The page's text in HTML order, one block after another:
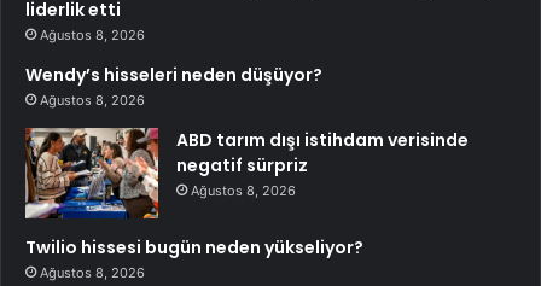
liderlik etti
Ağustos 8, 2026
Wendy’s hisseleri neden düşüyor?
Ağustos 8, 2026
ABD tarım dışı istihdam verisinde
negatif sürpriz
Ağustos 8, 2026
Twilio hissesi bugün neden yükseliyor?
Ağustos 8, 2026